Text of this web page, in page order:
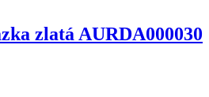
zlatá AURDA000030